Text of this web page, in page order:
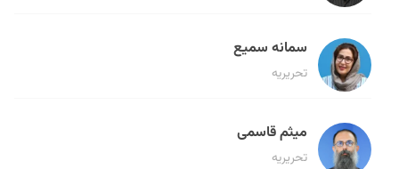
سمانه سمیع
تحریریه
میثم قاسمی
تحریریه